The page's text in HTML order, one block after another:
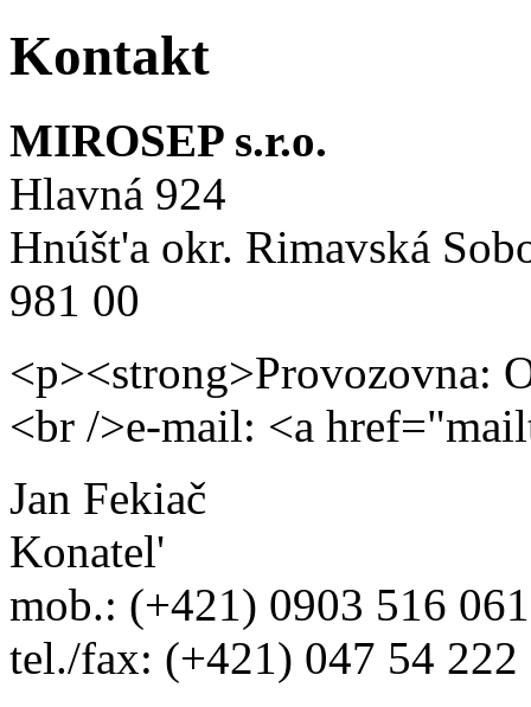
Kontakt
MIROSEP s.r.o.
Hlavná 924
Hnúšt'a okr. Rimavská
981 00
<p><strong>Provozovna:
<br />e-mail: <a
Jan Fekiač
Konatel'
mob.: (+421) 0903 516 061
tel./fax: (+421) 047 54 222